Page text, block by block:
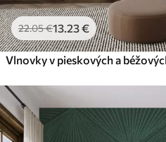
22.05€13.23€
Vlnovky v pieskových a